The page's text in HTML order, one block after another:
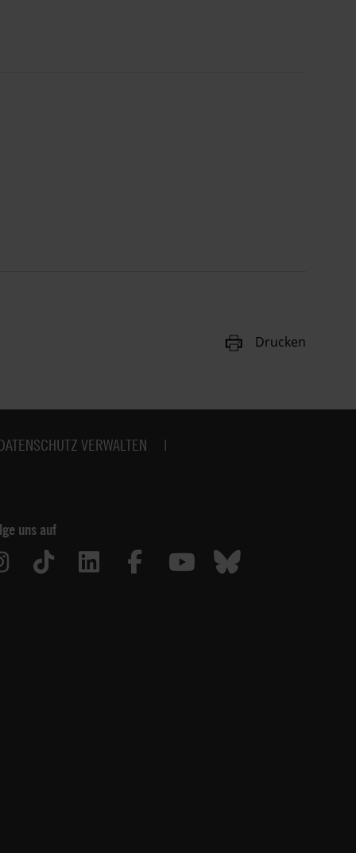
Drucken
VERWALTEN
uns auf